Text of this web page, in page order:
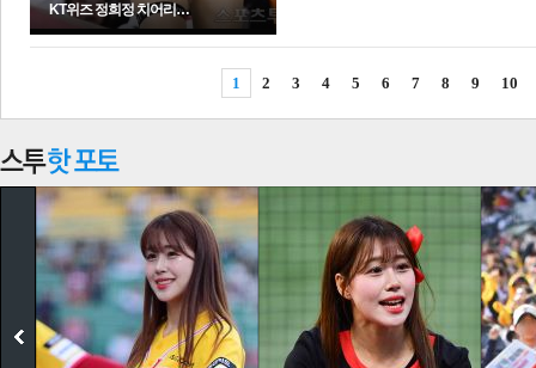
KT위즈 정희정 치어리…
1 2 3 4 5 6 7 8 9 10